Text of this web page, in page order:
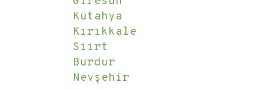
Kütahya
Kırıkkale
Siirt
Burdur
Nevşehir